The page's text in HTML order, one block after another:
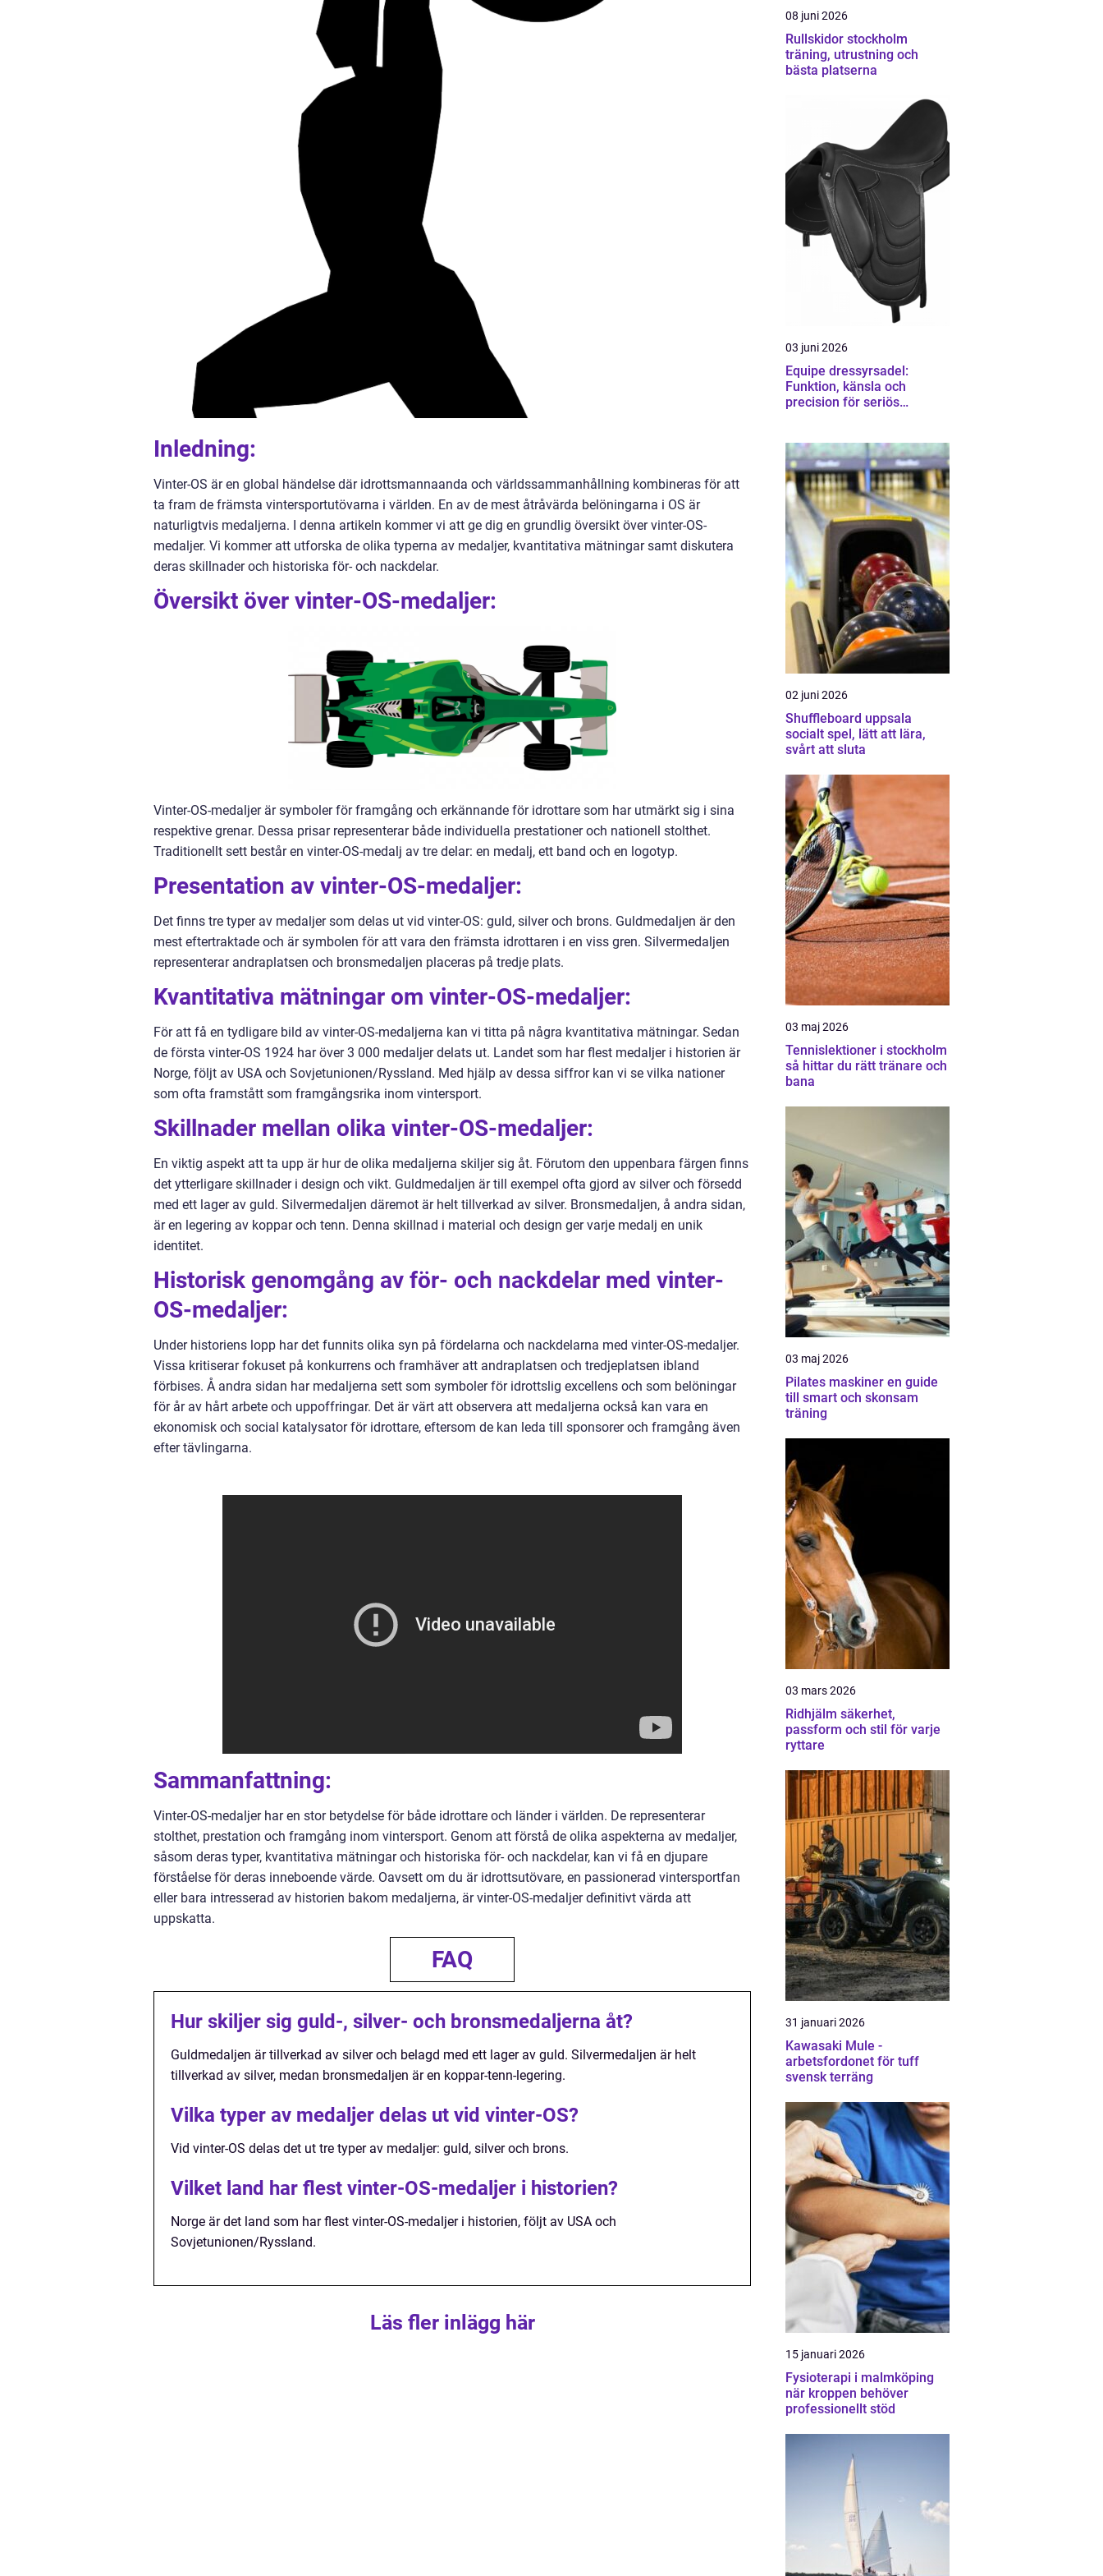
Inledning:
Vinter-OS är en global händelse där idrottsmannaanda och världssammanhållning kombineras för att
ta fram de främsta vintersportutövarna i världen. En av de mest åtråvärda belöningarna i OS är
naturligtvis medaljerna. I denna artikeln kommer vi att ge dig en grundlig översikt över vinter-OS-
medaljer. Vi kommer att utforska de olika typerna av medaljer, kvantitativa mätningar samt diskutera
deras skillnader och historiska för- och nackdelar.
Översikt över vinter-OS-medaljer:
Vinter-OS-medaljer är symboler för framgång och erkännande för idrottare som har utmärkt sig i sina
respektive grenar. Dessa prisar representerar både individuella prestationer och nationell stolthet.
Traditionellt sett består en vinter-OS-medalj av tre delar: en medalj, ett band och en logotyp.
Presentation av vinter-OS-medaljer:
Det finns tre typer av medaljer som delas ut vid vinter-OS: guld, silver och brons. Guldmedaljen är den
mest eftertraktade och är symbolen för att vara den främsta idrottaren i en viss gren. Silvermedaljen
representerar andraplatsen och bronsmedaljen placeras på tredje plats.
Kvantitativa mätningar om vinter-OS-medaljer:
För att få en tydligare bild av vinter-OS-medaljerna kan vi titta på några kvantitativa mätningar. Sedan
de första vinter-OS 1924 har över 3 000 medaljer delats ut. Landet som har flest medaljer i historien är
Norge, följt av USA och Sovjetunionen/Ryssland. Med hjälp av dessa siffror kan vi se vilka nationer
som ofta framstått som framgångsrika inom vintersport.
Skillnader mellan olika vinter-OS-medaljer:
En viktig aspekt att ta upp är hur de olika medaljerna skiljer sig åt. Förutom den uppenbara färgen finns
det ytterligare skillnader i design och vikt. Guldmedaljen är till exempel ofta gjord av silver och försedd
med ett lager av guld. Silvermedaljen däremot är helt tillverkad av silver. Bronsmedaljen, å andra sidan,
är en legering av koppar och tenn. Denna skillnad i material och design ger varje medalj en unik
identitet.
Historisk genomgång av för- och nackdelar med vinter-
OS-medaljer:
Under historiens lopp har det funnits olika syn på fördelarna och nackdelarna med vinter-OS-medaljer.
Vissa kritiserar fokuset på konkurrens och framhäver att andraplatsen och tredjeplatsen ibland
förbises. Å andra sidan har medaljerna sett som symboler för idrottslig excellens och som belöningar
för år av hårt arbete och uppoffringar. Det är värt att observera att medaljerna också kan vara en
ekonomisk och social katalysator för idrottare, eftersom de kan leda till sponsorer och framgång även
efter tävlingarna.
Sammanfattning:
Vinter-OS-medaljer har en stor betydelse för både idrottare och länder i världen. De representerar
stolthet, prestation och framgång inom vintersport. Genom att förstå de olika aspekterna av medaljer,
såsom deras typer, kvantitativa mätningar och historiska för- och nackdelar, kan vi få en djupare
förståelse för deras inneboende värde. Oavsett om du är idrottsutövare, en passionerad vintersportfan
eller bara intresserad av historien bakom medaljerna, är vinter-OS-medaljer definitivt värda att
uppskatta.
FAQ
Hur skiljer sig guld-, silver- och bronsmedaljerna åt?
Guldmedaljen är tillverkad av silver och belagd med ett lager av guld. Silvermedaljen är helt
tillverkad av silver, medan bronsmedaljen är en koppar-tenn-legering.
Vilka typer av medaljer delas ut vid vinter-OS?
Vid vinter-OS delas det ut tre typer av medaljer: guld, silver och brons.
Vilket land har flest vinter-OS-medaljer i historien?
Norge är det land som har flest vinter-OS-medaljer i historien, följt av USA och
Sovjetunionen/Ryssland.
Läs fler inlägg här
08 juni 2026
Rullskidor stockholm
träning, utrustning och
bästa platserna
03 juni 2026
Equipe dressyrsadel:
Funktion, känsla och
precision för seriös
02 juni 2026
Shuffleboard uppsala
socialt spel, lätt att lära,
svårt att sluta
03 maj 2026
Tennislektioner i stockholm
så hittar du rätt tränare och
bana
03 maj 2026
Pilates maskiner en guide
till smart och skonsam
träning
03 mars 2026
Ridhjälm säkerhet,
passform och stil för varje
ryttare
31 januari 2026
Kawasaki Mule -
arbetsfordonet för tuff
svensk terräng
15 januari 2026
Fysioterapi i malmköping
när kroppen behöver
professionellt stöd